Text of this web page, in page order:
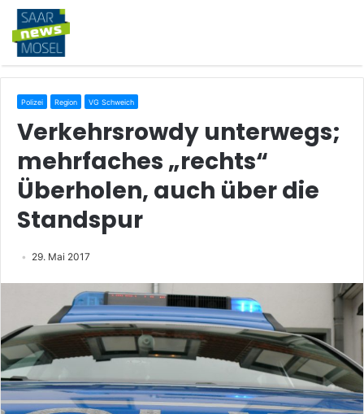
Polizei Region VG Schweich
Verkehrsrowdy unterwegs;
mehrfaches „rechts“
Überholen, auch über die
Standspur
29. Mai 2017